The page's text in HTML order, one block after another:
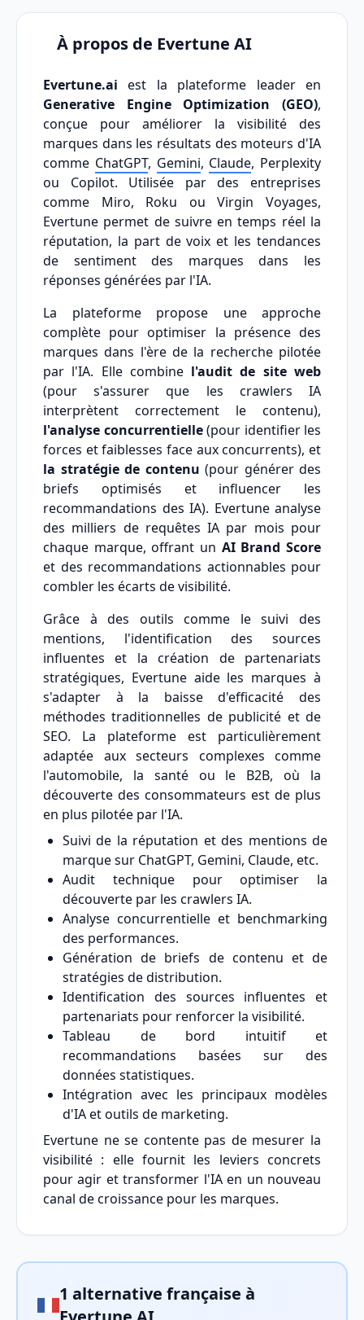
À propos de Evertune AI
Evertune.ai est la plateforme leader en
Generative Engine Optimization (GEO),
conçue pour améliorer la visibilité des
marques dans les résultats des moteurs d'IA
comme ChatGPT, Gemini, Claude, Perplexity
ou Copilot. Utilisée par des entreprises
comme Miro, Roku ou Virgin Voyages,
Evertune permet de suivre en temps réel la
réputation, la part de voix et les tendances
de sentiment des marques dans les
réponses générées par l'IA.
La plateforme propose une approche
complète pour optimiser la présence des
marques dans l'ère de la recherche pilotée
par l'IA. Elle combine l'audit de site web
(pour s'assurer que les crawlers IA
interprètent correctement le contenu),
l'analyse concurrentielle(pour identifier les
forces et faiblesses face aux concurrents), et
la stratégie de contenu (pour générer des
briefs optimisés et influencer les
recommandations des IA). Evertune analyse
des milliers de requêtes IA par mois pour
chaque marque, offrant un AI Brand Score
et des recommandations actionnables pour
combler les écarts de visibilité.
Grâce à des outils comme le suivi des
mentions, l'identification des sources
influentes et la création de partenariats
stratégiques, Evertune aide les marques à
s'adapter à la baisse d'efficacité des
méthodes traditionnelles de publicité et de
SEO. La plateforme est particulièrement
adaptée aux secteurs complexes comme
l'automobile, la santé ou le B2B, où la
découverte des consommateurs est de plus
en plus pilotée par l'IA.
Suivi de la réputation et des mentions de
marque sur ChatGPT, Gemini, Claude, etc.
Audit technique pour optimiser la
découverte par les crawlers IA.
Analyse concurrentielle et benchmarking
des performances.
Génération de briefs de contenu et de
stratégies de distribution.
Identification des sources influentes et
partenariats pour renforcer la visibilité.
Tableau de bord intuitif et
recommandations basées sur des
données statistiques.
Intégration avec les principaux modèles
d'IA et outils de marketing.
Evertune ne se contente pas de mesurer la
visibilité : elle fournit les leviers concrets
pour agir et transformer l'IA en un nouveau
canal de croissance pour les marques.
1 alternative française à